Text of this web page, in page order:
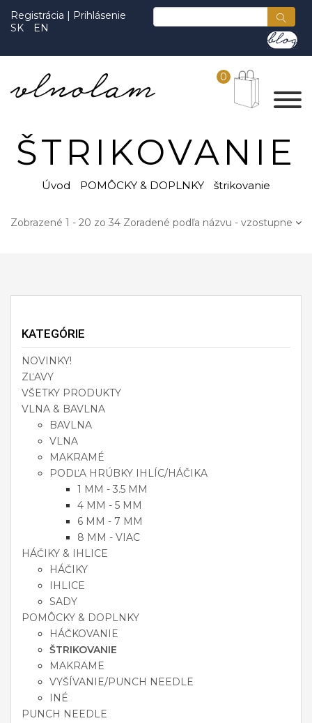
Registrácia | Prihlásenie
SK
EN
0
ŠTRIKOVANIE
Úvod POMÔCKY & DOPLNKY štrikovanie
Zobrazené 1 - 20 zo 34 Zoradené podľa názvu - vzostupne
KATEGÓRIE
NOVINKY!
ZĽAVY
VŠETKY PRODUKTY
VLNA & BAVLNA
BAVLNA
VLNA
MAKRAMÉ
PODĽA HRÚBKY IHLÍC/HÁČIKA
1 MM - 3.5 MM
4 MM - 5 MM
6 MM - 7 MM
8 MM - VIAC
HÁČIKY & IHLICE
HÁČIKY
IHLICE
SADY
POMÔCKY & DOPLNKY
HÁČKOVANIE
ŠTRIKOVANIE
MAKRAME
VYŠÍVANIE/PUNCH NEEDLE
INÉ
PUNCH NEEDLE